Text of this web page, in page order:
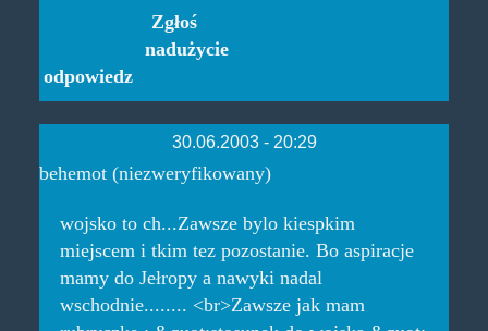
odpowiedz
Zgłoś
nadużycie
30.06.2003 - 20:29
behemot (niezweryfikowany)
wojsko to ch...Zawsze bylo kiespkim
miejscem i tkim tez pozostanie. Bo aspiracje
mamy do Jełropy a nawyki nadal
wschodnie........ <br>Zawsze jak mam